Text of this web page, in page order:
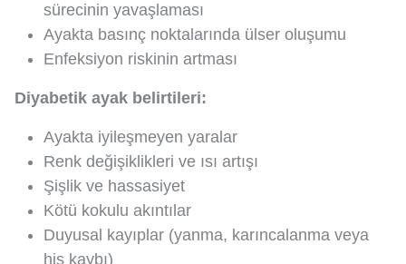
sürecinin yavaşlaması
Ayakta basınç noktalarında ülser oluşumu
Enfeksiyon riskinin artması
Diyabetik ayak belirtileri:
Ayakta iyileşmeyen yaralar
Renk değişiklikleri ve ısı artışı
Şişlik ve hassasiyet
Kötü kokulu akıntılar
Duyusal kayıplar (yanma, karıncalanma veya
his kaybı)